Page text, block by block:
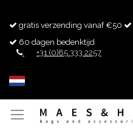
gratis verzending vanaf €50
60 dagen bedenktijd
+31 (0)85 333 2257
Toggle